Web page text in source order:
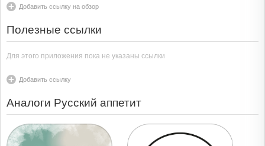
Добавить ссылку на обзор
Полезные ссылки
Для этого приложения пока не указаны ссылки
Добавить ссылку
Аналоги Русский аппетит